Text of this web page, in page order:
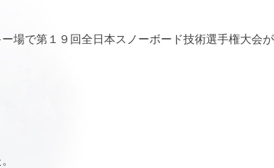
場で第１９回全日本スノーボード技術選手権大会が